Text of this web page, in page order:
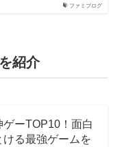
ファミプログ
紹介
ーTOP10！面白
る最強ゲームを